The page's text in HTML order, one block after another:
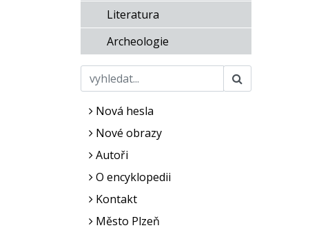
Literatura
Archeologie
Nová hesla
Nové obrazy
Autoři
O encyklopedii
Kontakt
Město Plzeň